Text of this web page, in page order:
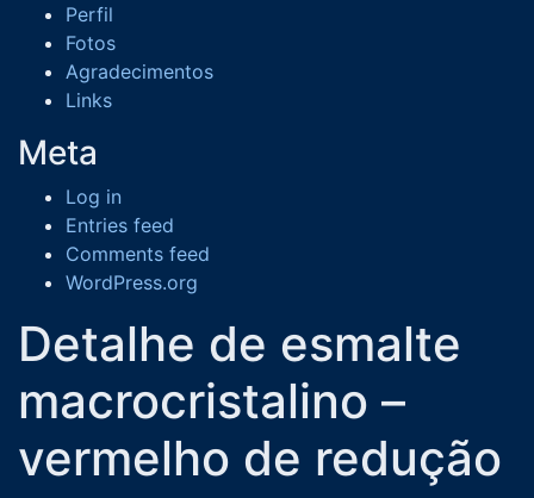
Perfil
Fotos
Agradecimentos
Links
Meta
Log in
Entries feed
Comments feed
WordPress.org
Detalhe de esmalte
macrocristalino –
vermelho de redução